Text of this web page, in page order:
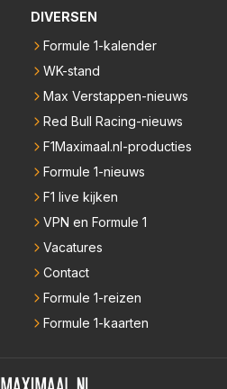
DIVERSEN
Formule 1-kalender
WK-stand
Max Verstappen-nieuws
Red Bull Racing-nieuws
F1Maximaal.nl-producties
Formule 1-nieuws
F1 live kijken
VPN en Formule 1
Vacatures
Contact
Formule 1-reizen
Formule 1-kaarten